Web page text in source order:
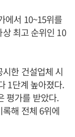
에서 10~15위를
최고 순위인 10
한 건설업체 시
1단계 높아졌다.
평가를 받았다.
해 전체 6위에